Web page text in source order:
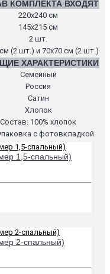
КОМПЛЕКТА ВХОДЯТ
220х240 см
145х215 см
2 шт.
(2 шт.) и 70х70 см (2 шт.)
ХАРАКТЕРИСТИКИ
Семейный
Россия
Сатин
Хлопок
Состав: 100% хлопок
с фотовкладкой.
1,5-спальный)
2-спальный)